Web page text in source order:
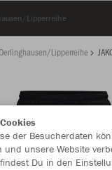
Lipperreihe
Lipperreihe
der Besucherdaten
und unsere Website
Du in den